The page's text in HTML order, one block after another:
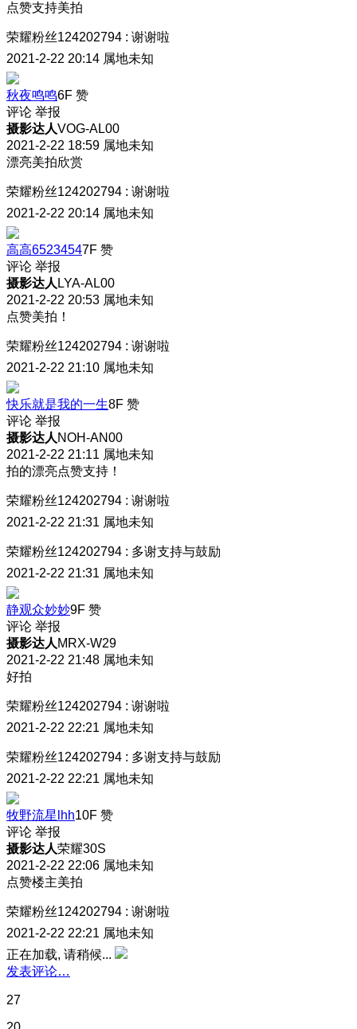
点赞支持美拍
荣耀粉丝124202794 : 谢谢啦
2021-2-22 20:14 属地未知
秋夜鸣鸣6F 赞
评论 举报
摄影达人VOG-AL00
2021-2-22 18:59 属地未知
漂亮美拍欣赏
荣耀粉丝124202794 : 谢谢啦
2021-2-22 20:14 属地未知
高高65234547F 赞
评论 举报
摄影达人 LYA-AL00
2021-2-22 20:53 属地未知
点赞美拍！
荣耀粉丝124202794 : 谢谢啦
2021-2-22 21:10 属地未知
快乐就是我的一生8F 赞
评论 举报
摄影达人 NOH-AN00
2021-2-22 21:11 属地未知
拍的漂亮点赞支持！
荣耀粉丝124202794 : 谢谢啦
2021-2-22 21:31 属地未知
荣耀粉丝124202794 : 多谢支持与鼓励
2021-2-22 21:31 属地未知
静观众妙妙9F 赞
评论 举报
摄影达人 MRX-W29
2021-2-22 21:48 属地未知
好拍
荣耀粉丝124202794 : 谢谢啦
2021-2-22 22:21 属地未知
荣耀粉丝124202794 : 多谢支持与鼓励
2021-2-22 22:21 属地未知
牧野流星lhh10F 赞
评论 举报
摄影达人荣耀30S
2021-2-22 22:06 属地未知
点赞楼主美拍
荣耀粉丝124202794 : 谢谢啦
2021-2-22 22:21 属地未知
正在加载, 请稍候...
发表评论…
27